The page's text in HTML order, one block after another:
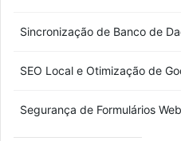
Sincronização de Banco de
SEO Local e Otimização de
Segurança de Formulários Web